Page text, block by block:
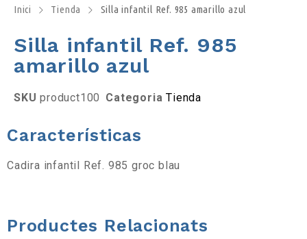
a
b
a
r
a
Inici Tienda Silla infantil Ref. 985 amarillo azul
Silla infantil Ref. 985
amarillo azul
SKUproduct100 Categoria Tienda
Características
Cadira infantil Ref. 985 groc blau
Productes Relacionats